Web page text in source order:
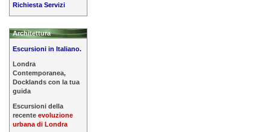
Richiesta Servizi
Architettura
Escursioni in Italiano.
Londra
Contemporanea,
Docklands con la tua
guida
Escursioni della
recente evoluzione
urbana di Londra